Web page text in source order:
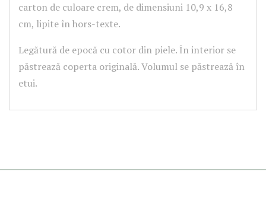
carton de culoare crem, de dimensiuni 10,9 x 16,8
cm, lipite în hors-texte.
Legătură de epocă cu cotor din piele. În interior se
păstrează coperta originală. Volumul se păstrează în
etui.